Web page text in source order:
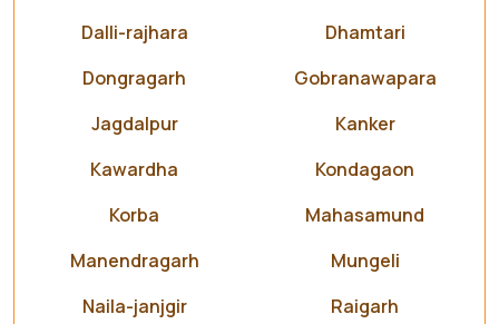
Dalli-rajhara
Dhamtari
Dongragarh
Gobranawapara
Jagdalpur
Kanker
Kawardha
Kondagaon
Korba
Mahasamund
Manendragarh
Mungeli
Naila-janjgir
Raigarh